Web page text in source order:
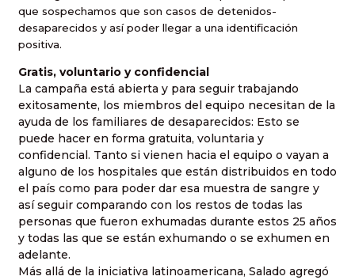
que sospechamos que son casos de detenidos-
desaparecidos y así poder llegar a una identificación
positiva.
Gratis, voluntario y confidencial
La campaña está abierta y para seguir trabajando
exitosamente, los miembros del equipo necesitan de la
ayuda de los familiares de desaparecidos: Esto se
puede hacer en forma gratuita, voluntaria y
confidencial. Tanto si vienen hacia el equipo o vayan a
alguno de los hospitales que están distribuidos en todo
el país como para poder dar esa muestra de sangre y
así seguir comparando con los restos de todas las
personas que fueron exhumadas durante estos 25 años
y todas las que se están exhumando o se exhumen en
adelante.
Más allá de la iniciativa latinoamericana, Salado agregó